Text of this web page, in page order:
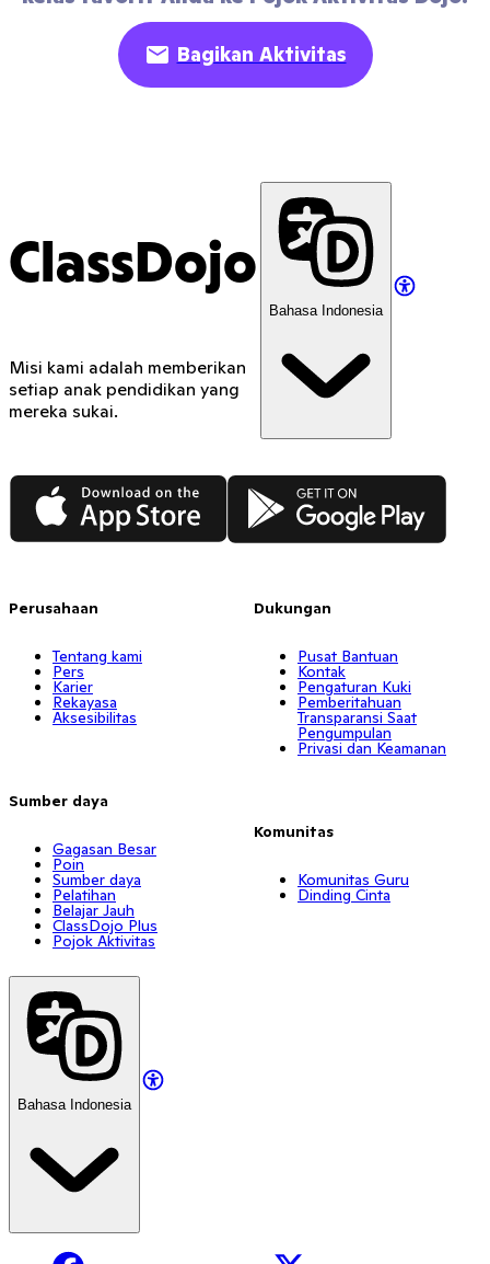
Bagikan Aktivitas
ClassDojo
Misi kami adalah memberikan
setiap anak pendidikan yang
mereka sukai.
Bahasa Indonesia
App Store Google Play
Perusahaan
Tentang kami
Pers
Karier
Rekayasa
Aksesibilitas
Sumber daya
Gagasan Besar
Poin
Sumber daya
Pelatihan
Belajar Jauh
ClassDojo Plus
Pojok Aktivitas
Dukungan
Pusat Bantuan
Kontak
Pengaturan Kuki
Pemberitahuan
Transparansi Saat
Pengumpulan
Privasi dan Keamanan
Komunitas
Komunitas Guru
Dinding Cinta
Bahasa Indonesia